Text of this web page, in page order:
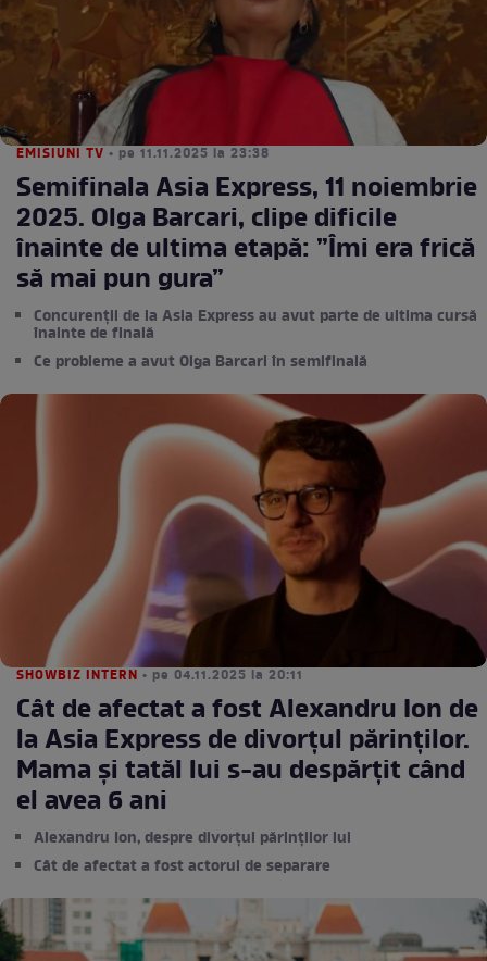
EMISIUNI TV • pe 11.11.2025 la 23:38
Semifinala Asia Express, 11 noiembrie
2025. Olga Barcari, clipe dificile
înainte de ultima etapă: ”Îmi era frică
să mai pun gura”
Concurenții de la Asia Express au avut parte de ultima cursă
înainte de finală
Ce probleme a avut Olga Barcari în semifinală
SHOWBIZ INTERN • pe 04.11.2025 la 20:11
Cât de afectat a fost Alexandru Ion de
la Asia Express de divorțul părinților.
Mama și tatăl lui s-au despărțit când
el avea 6 ani
Alexandru Ion, despre divorțul părinților lui
Cât de afectat a fost actorul de separare